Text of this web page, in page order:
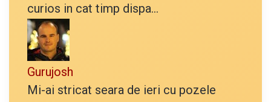
curios in cat timp dispa...
Gurujosh
Mi-ai stricat seara de ieri cu pozele